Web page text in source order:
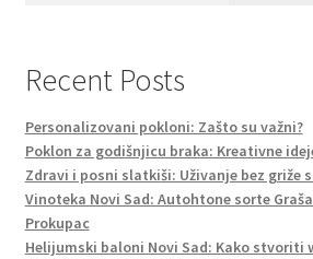
Recent Posts
Personalizovani pokloni: Zašto su važni?
Poklon za godišnjicu braka: Kreativne
Zdravi i posni slatkiši: Uživanje bez griže
Vinoteka Novi Sad: Autohtone sorte
Prokupac
Helijumski baloni Novi Sad: Kako stvoriti